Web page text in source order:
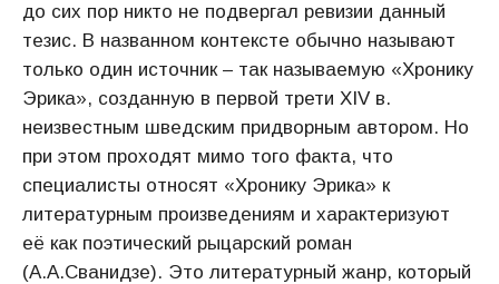
до сих пор никто не подвергал ревизии данный
тезис. В названном контексте обычно называют
только один источник – так называемую «Хронику
Эрика», созданную в первой трети XIV в.
неизвестным шведским придворным автором. Но
при этом проходят мимо того факта, что
специалисты относят «Хронику Эрика» к
литературным произведениям и характеризуют
её как поэтический рыцарский роман
(А.А.Сванидзе). Это литературный жанр, который